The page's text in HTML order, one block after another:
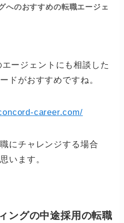
へのおすすめの転職エージェ
ージェントにも相談した
ドがおすすめですね。
career.com/
にチャレンジする場合
います。
ングの中途採用の転職